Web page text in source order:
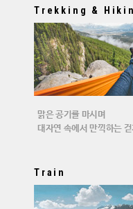
Trekking &
맑은 공기를 마시며
대자연 속에서 만끽하는
Train